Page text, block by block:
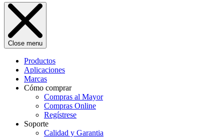
Close menu
Productos
Aplicaciones
Marcas
Cómo comprar
Compras al Mayor
Compras Online
Regístrese
Soporte
Calidad y Garantia